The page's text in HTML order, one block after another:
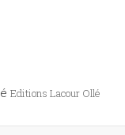
Editions Lacour Ollé